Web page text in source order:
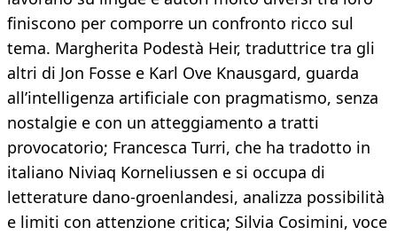
finiscono per comporre un confronto ricco sul
tema. Margherita Podestà Heir, traduttrice tra gli
altri di Jon Fosse e Karl Ove Knausgard, guarda
all’intelligenza artificiale con pragmatismo, senza
nostalgie e con un atteggiamento a tratti
provocatorio; Francesca Turri, che ha tradotto in
italiano Niviaq Korneliussen e si occupa di
letterature dano-groenlandesi, analizza possibilità
e limiti con attenzione critica; Silvia Cosimini, voce